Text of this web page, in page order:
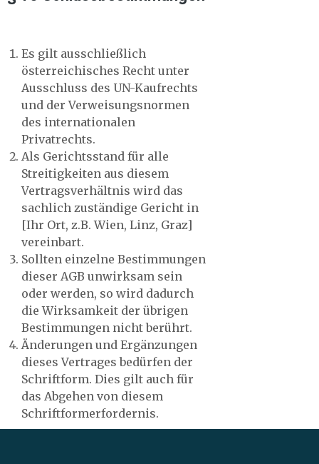
Es gilt ausschließlich
österreichisches Recht unter
Ausschluss des UN-Kaufrechts
und der Verweisungsnormen
des internationalen
Privatrechts.
Als Gerichtsstand für alle
Streitigkeiten aus diesem
Vertragsverhältnis wird das
sachlich zuständige Gericht in
[Ihr Ort, z.B. Wien, Linz, Graz]
vereinbart.
Sollten einzelne Bestimmungen
dieser AGB unwirksam sein
oder werden, so wird dadurch
die Wirksamkeit der übrigen
Bestimmungen nicht berührt.
Änderungen und Ergänzungen
dieses Vertrages bedürfen der
Schriftform. Dies gilt auch für
das Abgehen von diesem
Schriftformerfordernis.